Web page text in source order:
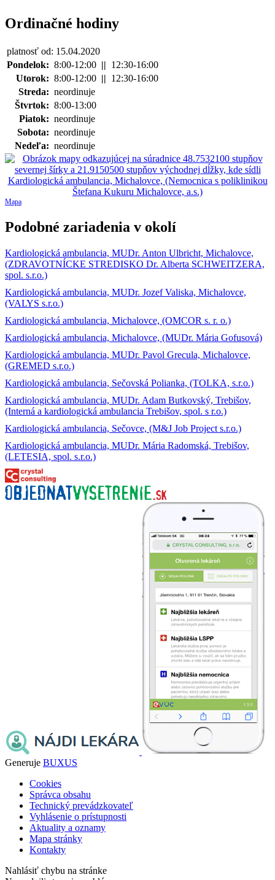
Ordinačné hodiny
platnosť od: 15.04.2020
Pondelok: 8:00-12:00 || 12:30-16:00
Utorok: 8:00-12:00 || 12:30-16:00
Streda: neordinuje
Štvrtok: 8:00-13:00
Piatok: neordinuje
Sobota: neordinuje
Nedeľa: neordinuje
Mapa
Podobné zariadenia v okolí
Kardiologická ambulancia, MUDr. Anton Ulbricht, Michalovce,
(ZDRAVOTNÍCKE STREDISKO Dr. Alberta SCHWEITZERA,
spol. s.r.o.)
Kardiologická ambulancia, MUDr. Jozef Valiska, Michalovce,
(VALYS s.r.o.)
Kardiologická ambulancia, Michalovce, (OMCOR s. r. o.)
Kardiologická ambulancia, Michalovce, (MUDr. Mária Gofusová)
Kardiologická ambulancia, MUDr. Pavol Grecula, Michalovce,
(GREMED s.r.o.)
Kardiologická ambulancia, Sečovská Polianka, (TOLKA, s.r.o.)
Kardiologická ambulancia, MUDr. Adam Butkovský, Trebišov,
(Interná a kardiologická ambulancia Trebišov, spol. s r.o.)
Kardiologická ambulancia, Sečovce, (M&J Job Project s.r.o.)
Kardiologická ambulancia, MUDr. Mária Radomská, Trebišov,
(LETESIA, spol. s.r.o.)
Generuje BUXUS
Cookies
Správca obsahu
Technický prevádzkovateľ
Vyhlásenie o prístupnosti
Aktuality a oznamy
Mapa stránky
Kontakty
Nahlásiť chybu na stránke